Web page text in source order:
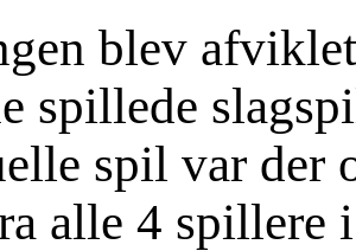
blev
spillede
spil var der
alle 4 spillere